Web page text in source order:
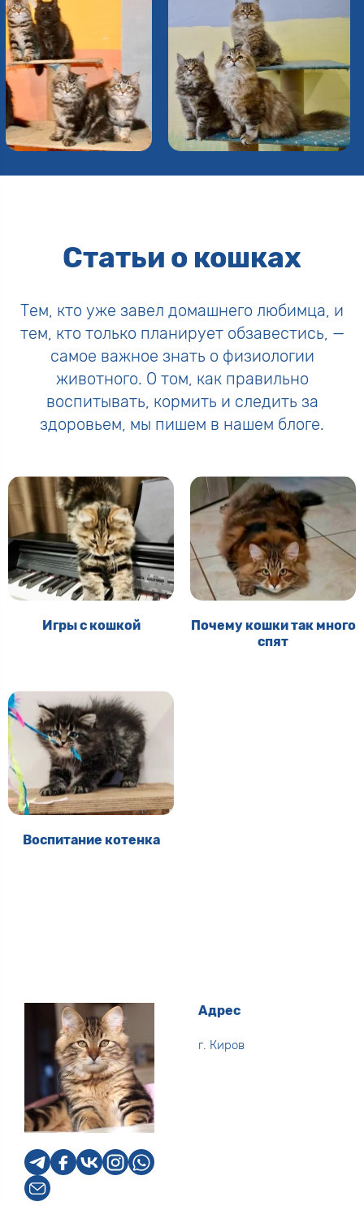
Статьи о кошках
Тем, кто уже завел домашнего любимца, и
тем, кто только планирует обзавестись, —
самое важное знать о физиологии
животного. О том, как правильно
воспитывать, кормить и следить за
здоровьем, мы пишем в нашем блоге.
Игры с кошкой
Почему кошки так много
спят
Воспитание котенка
Адрес
г. Киров